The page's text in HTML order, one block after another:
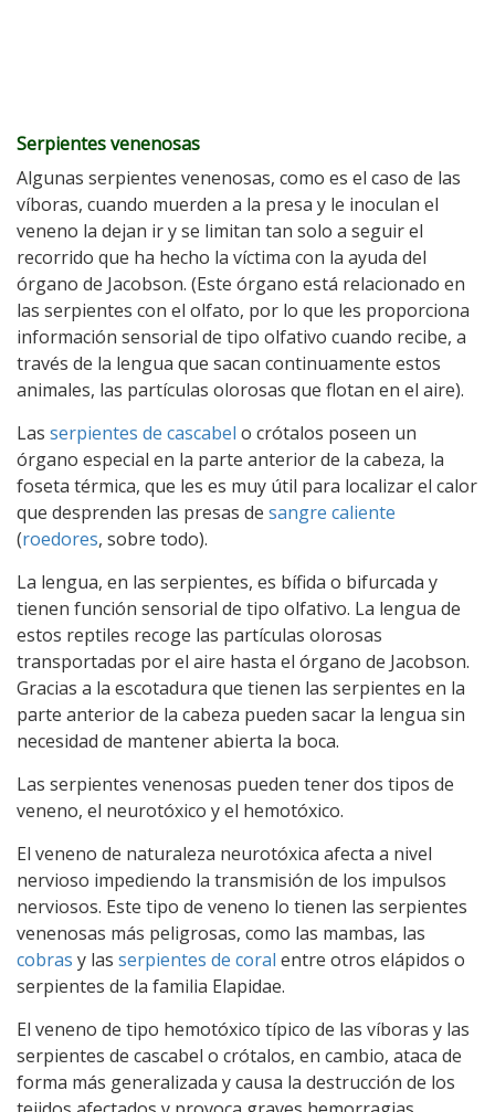
Serpientes venenosas
Algunas serpientes venenosas, como es el caso de las
víboras, cuando muerden a la presa y le inoculan el
veneno la dejan ir y se limitan tan solo a seguir el
recorrido que ha hecho la víctima con la ayuda del
órgano de Jacobson. (Este órgano está relacionado en
las serpientes con el olfato, por lo que les proporciona
información sensorial de tipo olfativo cuando recibe, a
través de la lengua que sacan continuamente estos
animales, las partículas olorosas que flotan en el aire).
Las serpientes de cascabel o crótalos poseen un
órgano especial en la parte anterior de la cabeza, la
foseta térmica, que les es muy útil para localizar el calor
que desprenden las presas de sangre caliente
(roedores, sobre todo).
La lengua, en las serpientes, es bífida o bifurcada y
tienen función sensorial de tipo olfativo. La lengua de
estos reptiles recoge las partículas olorosas
transportadas por el aire hasta el órgano de Jacobson.
Gracias a la escotadura que tienen las serpientes en la
parte anterior de la cabeza pueden sacar la lengua sin
necesidad de mantener abierta la boca.
Las serpientes venenosas pueden tener dos tipos de
veneno, el neurotóxico y el hemotóxico.
El veneno de naturaleza neurotóxica afecta a nivel
nervioso impediendo la transmisión de los impulsos
nerviosos. Este tipo de veneno lo tienen las serpientes
venenosas más peligrosas, como las mambas, las
cobras y las serpientes de coral entre otros elápidos o
serpientes de la familia Elapidae.
El veneno de tipo hemotóxico típico de las víboras y las
serpientes de cascabel o crótalos, en cambio, ataca de
forma más generalizada y causa la destrucción de los